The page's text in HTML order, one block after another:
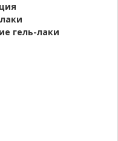
гель-лаки